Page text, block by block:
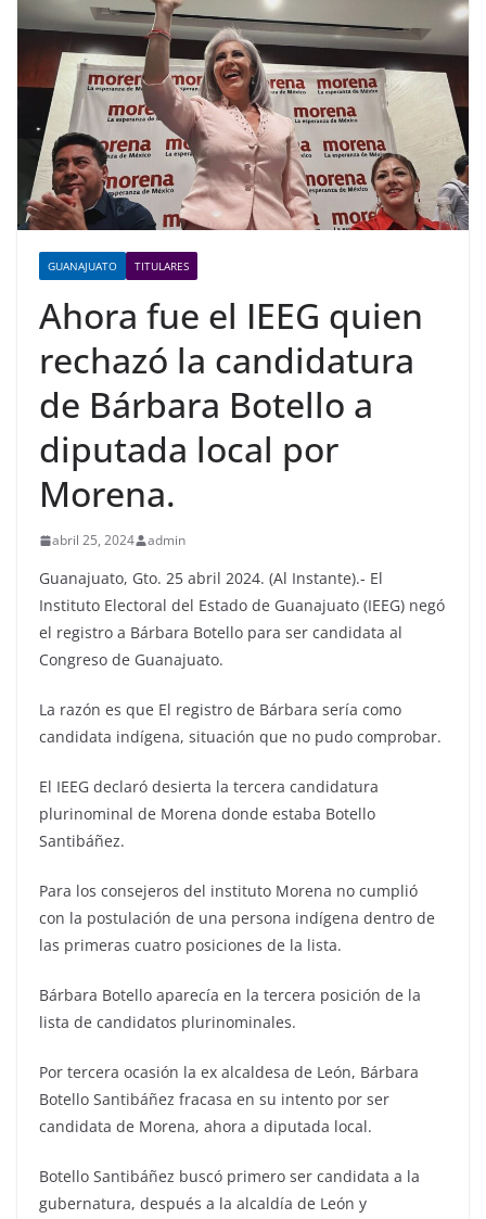
GUANAJUATO TITULARES
Ahora fue el IEEG quien
rechazó la candidatura
de Bárbara Botello a
diputada local por
Morena.
abril 25, 2024 admin
Guanajuato, Gto. 25 abril 2024. (Al Instante).- El
Instituto Electoral del Estado de Guanajuato (IEEG) negó
el registro a Bárbara Botello para ser candidata al
Congreso de Guanajuato.
La razón es que El registro de Bárbara sería como
candidata indígena, situación que no pudo comprobar.
El IEEG declaró desierta la tercera candidatura
plurinominal de Morena donde estaba Botello
Santibáñez.
Para los consejeros del instituto Morena no cumplió
con la postulación de una persona indígena dentro de
las primeras cuatro posiciones de la lista.
Bárbara Botello aparecía en la tercera posición de la
lista de candidatos plurinominales.
Por tercera ocasión la ex alcaldesa de León, Bárbara
Botello Santibáñez fracasa en su intento por ser
candidata de Morena, ahora a diputada local.
Botello Santibáñez buscó primero ser candidata a la
gubernatura, después a la alcaldía de León y